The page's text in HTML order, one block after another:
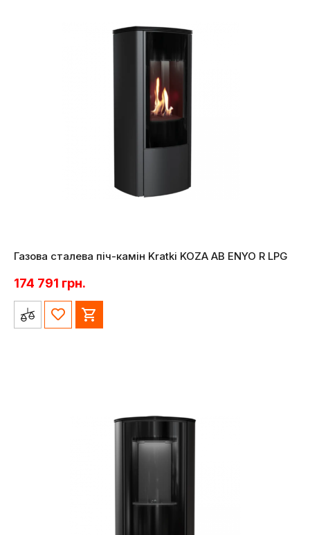
Газова сталева піч-камін Kratki KOZA AB ENYO R LPG
174 791 грн.